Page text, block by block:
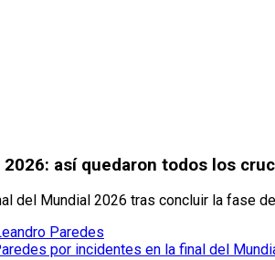
así quedaron todos los
del Mundial 2026 tras concluir la fase
Paredes
por incidentes en la final del